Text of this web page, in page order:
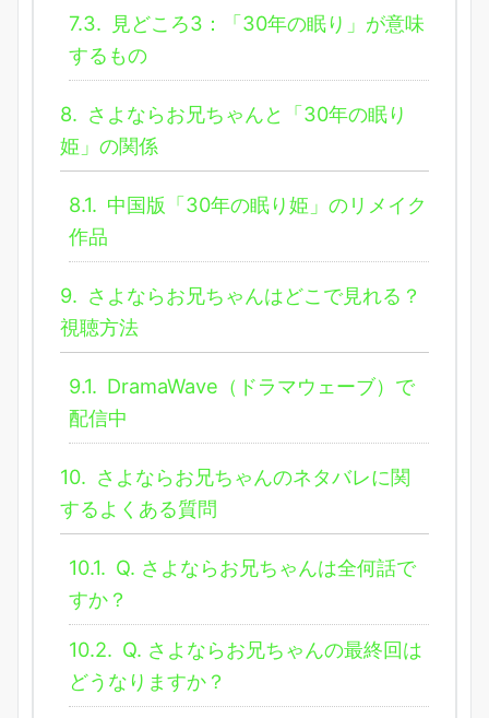
7.3. 見どころ3：「30年の眠り」が意味
するもの
8. さよならお兄ちゃんと「30年の眠り
姫」の関係
8.1. 中国版「30年の眠り姫」のリメイク
作品
9. さよならお兄ちゃんはどこで見れる？
視聴方法
9.1. DramaWave（ドラマウェーブ）で
配信中
10. さよならお兄ちゃんのネタバレに関
するよくある質問
10.1. Q. さよならお兄ちゃんは全何話で
すか？
10.2. Q. さよならお兄ちゃんの最終回は
どうなりますか？